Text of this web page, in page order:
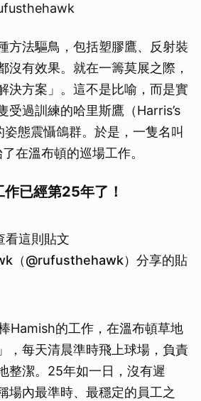
方法驅鳥，包括塑膠鷹、反射裝
沒有效果。就在一籌莫展之際，
決方案」。這不是比喻，而是實
受過訓練的哈里斯鷹（Harris’s
態震懾鴿群。於是，一隻名叫
在溫布頓的巡場工作。
已經第25年了！
這則貼文
（@rufusthehawk）分享的貼
Hamish的工作，在溫布頓草地
，每天清晨準時飛上球場，負責
整潔。25年如一日，沒有遲
場內最準時、最穩定的員工之